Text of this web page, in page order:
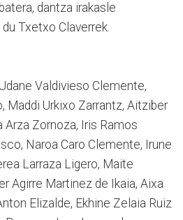
dantza irakasle
Txetxo Claverrek.
Valdivieso Clemente,
Maddi Urkixo Zarrantz, Aitziber
Arza Zornoza, Iris Ramos
Naroa Caro Clemente, Irune
Larraza Ligero, Maite
Agirre Martinez de Ikaia, Aixa
Elizalde, Ekhine Zelaia Ruiz